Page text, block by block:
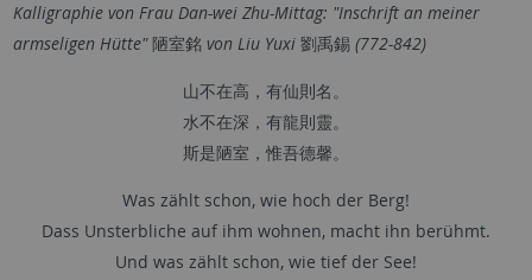
Kalligraphie von Frau Dan-wei Zhu-Mittag: "Inschrift an meiner
armseligen Hütte"陋室銘von Liu Yuxi 劉禹錫(772-842)
山不在高，有仙則名。
水不在深，有龍則靈。
斯是陋室，惟吾德馨。
Was zählt schon, wie hoch der Berg!
Dass Unsterbliche auf ihm wohnen, macht ihn berühmt.
Und was zählt schon, wie tief der See!